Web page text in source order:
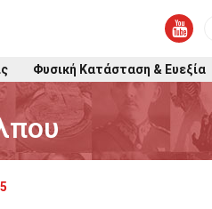
Φυσική Κατάσταση & Ευεξία